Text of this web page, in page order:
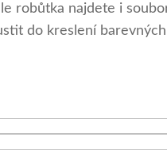
robůtka najdete i
do kreslení